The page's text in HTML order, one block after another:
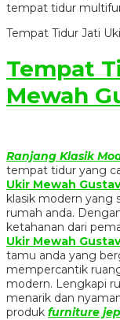
Tempat Tidur Jati
Tempat
Mewah
Ranjang Klasik
tempat tidur yang
Ukir Mewah Gustav
klasik modern yang
rumah anda.
ketahanan dari
Ukir Mewah
tamu anda yang
mempercantik
modern. Lengkapi
menarik dan
produk furniture